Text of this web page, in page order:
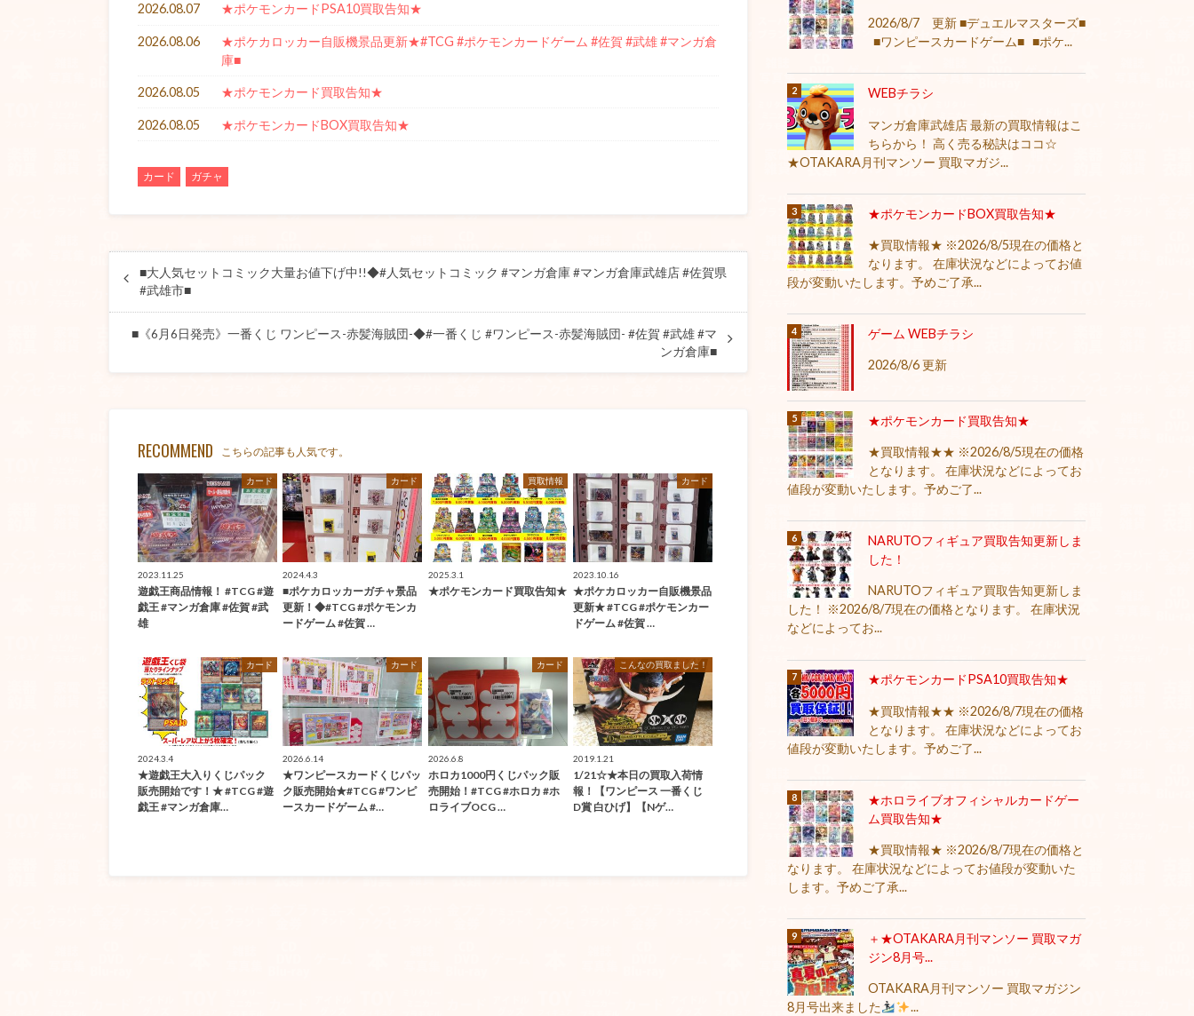
2026.08.07 ★ポケモンカードPSA10買取告知★
2026.08.06
★ポケカロッカー自販機景品更新★#TCG #ポケモンカードゲーム #佐賀 #武雄 #マンガ倉
庫■
2026.08.05 ★ポケモンカード買取告知★
2026.08.05 ★ポケモンカードBOX買取告知★
カード ガチャ
■大人気セットコミック大量お値下げ中!!◆#人気セットコミック #マンガ倉庫 #マンガ倉庫武雄店 #佐賀県
#武雄市■
■《6月6日発売》一番くじ ワンピース-赤髪海賊団-◆#一番くじ #ワンピース-赤髪海賊団- #佐賀 #武雄 #マ
ンガ倉庫■
RECOMMEND こちらの記事も人気です。
カード
2023.11.25
遊戯王商品情報！ #TCG #遊
戯王 #マンガ倉庫 #佐賀 #武
雄
カード
2024.4.3
■ポケカロッカーガチャ景品
更新！◆#TCG #ポケモンカ
ードゲーム #佐賀 …
買取情報
2025.3.1
★ポケモンカード買取告知★
カード
2023.10.16
★ポケカロッカー自販機景品
更新★ #TCG #ポケモンカー
ドゲーム #佐賀 …
カード
2024.3.4
★遊戯王大入りくじパック
販売開始です！★ #TCG #遊
戯王 #マンガ倉庫…
カード
2026.6.14
★ワンピースカードくじパッ
ク販売開始★#TCG #ワンピ
ースカードゲーム #…
カード
2026.6.8
ホロカ1000円くじパック販
売開始！#TCG #ホロカ #ホ
ロライブOCG …
こんなの買取ました！
2019.1.21
1/21☆★本日の買取入荷情
報！【ワンピース 一番くじ
D賞 白ひげ】【Nゲ…
2026/8/7 更新 ■デュエルマスターズ■
■ワンピースカードゲーム■ ■ポケ...
WEBチラシ
マンガ倉庫武雄店 最新の買取情報はこ
ちらから！ 高く売る秘訣はココ☆
★OTAKARA月刊マンソー 買取マガジ...
★ポケモンカードBOX買取告知★
★買取情報★ ※2026/8/5現在の価格と
なります。 在庫状況などによってお値
段が変動いたします。予めご了承...
ゲーム WEBチラシ
2026/8/6 更新
★ポケモンカード買取告知★
★買取情報★★ ※2026/8/5現在の価格
となります。 在庫状況などによってお
値段が変動いたします。予めご了...
NARUTOフィギュア買取告知更新しま
した！
NARUTOフィギュア買取告知更新しま
した！ ※2026/8/7現在の価格となります。 在庫状況
などによってお...
★ポケモンカードPSA10買取告知★
★買取情報★★ ※2026/8/7現在の価格
となります。 在庫状況などによってお
値段が変動いたします。予めご了...
★ホロライブオフィシャルカードゲー
ム買取告知★
★買取情報★ ※2026/8/7現在の価格と
なります。 在庫状況などによってお値段が変動いた
します。予めご了承...
＋★OTAKARA月刊マンソー 買取マガ
ジン8月号...
OTAKARA月刊マンソー 買取マガジン
8月号出来ました
...